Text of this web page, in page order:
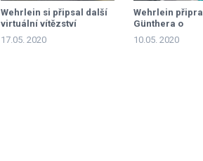
Wehrlein si připsal další
virtuální vítězství
17.05. 2020
Wehrlein
Günthera o
neporazitelnost
10.05. 2020